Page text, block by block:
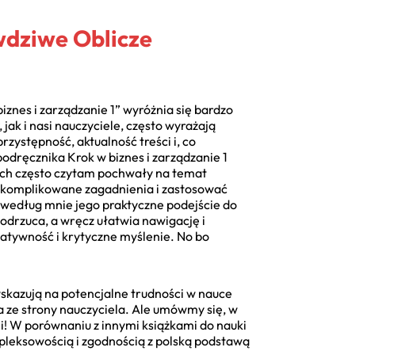
Oblicze
i zarządzanie 1” wyróżnia się bardzo
i nasi nauczyciele, często wyrażają
aktualność treści i, co
Krok w biznes i zarządzanie 1
często czytam pochwały na temat
zagadnienia i zastosować
mnie jego praktyczne podejście do
a wręcz ułatwia nawigację i
i krytyczne myślenie. No bo
na potencjalne trudności w nauce
strony nauczyciela. Ale umówmy się, w
porównaniu z innymi książkami do nauki
i zgodnością z polską podstawą